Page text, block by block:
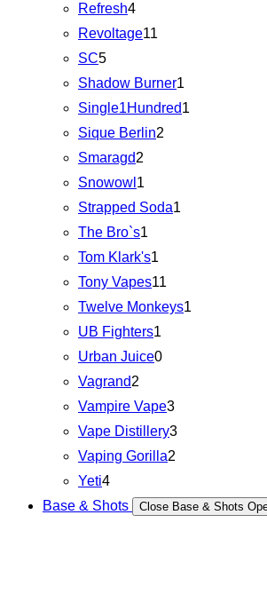
Refresh4
Revoltage11
SC5
Shadow Burner1
Single1Hundred1
Sique Berlin2
Smaragd2
Snowowl 1
Strapped Soda1
The Bro`s1
Tom Klark's1
Tony Vapes11
Twelve Monkeys1
UB Fighters1
Urban Juice0
Vagrand2
Vampire Vape3
Vape Distillery3
Vaping Gorilla2
Yeti4
Base & Shots
Close Base & Shots